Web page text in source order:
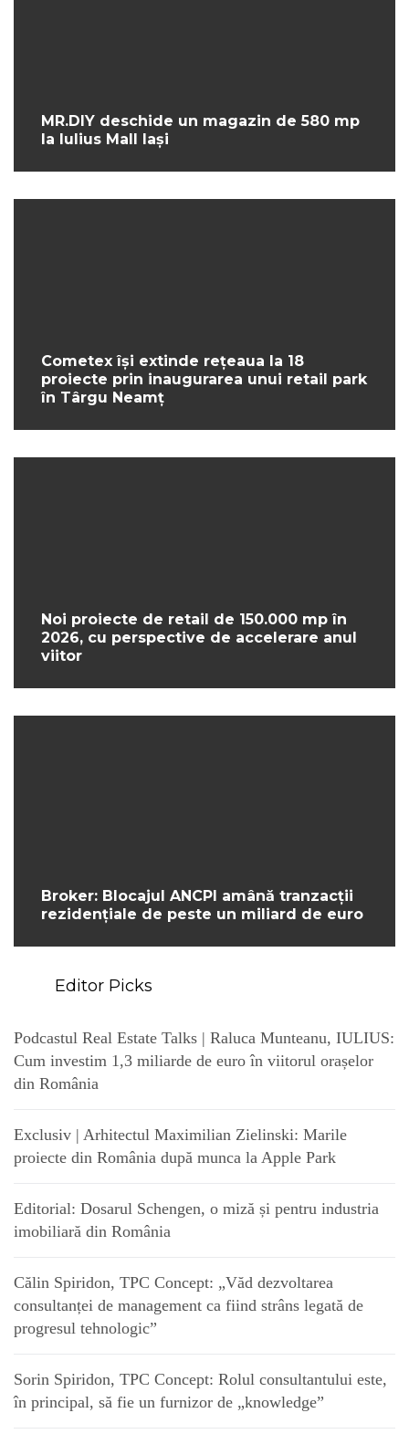
MR.DIY deschide un magazin de 580 mp
la Iulius Mall Iași
Cometex își extinde rețeaua la 18
proiecte prin inaugurarea unui retail park
în Târgu Neamț
Noi proiecte de retail de 150.000 mp în
2026, cu perspective de accelerare anul
viitor
Broker: Blocajul ANCPI amână tranzacții
rezidențiale de peste un miliard de euro
Editor Picks
Podcastul Real Estate Talks | Raluca Munteanu, IULIUS:
Cum investim 1,3 miliarde de euro în viitorul orașelor
din România
Exclusiv | Arhitectul Maximilian Zielinski: Marile
proiecte din România după munca la Apple Park
Editorial: Dosarul Schengen, o miză și pentru industria
imobiliară din România
Călin Spiridon, TPC Concept: „Văd dezvoltarea
consultanței de management ca fiind strâns legată de
progresul tehnologic”
Sorin Spiridon, TPC Concept: Rolul consultantului este,
în principal, să fie un furnizor de „knowledge”